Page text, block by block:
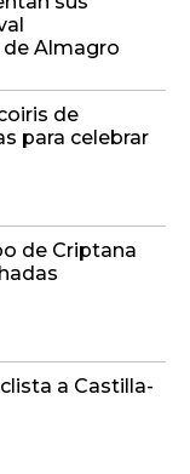
de Almagro
de
para celebrar
de Criptana
a Castilla-